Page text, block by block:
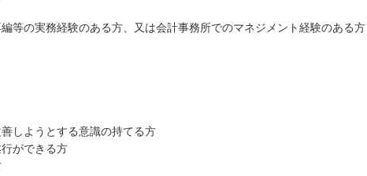
等の実務経験のある方、又は会計事務所でのマネジメント経験のある方
しようとする意識の持てる方
ができる方